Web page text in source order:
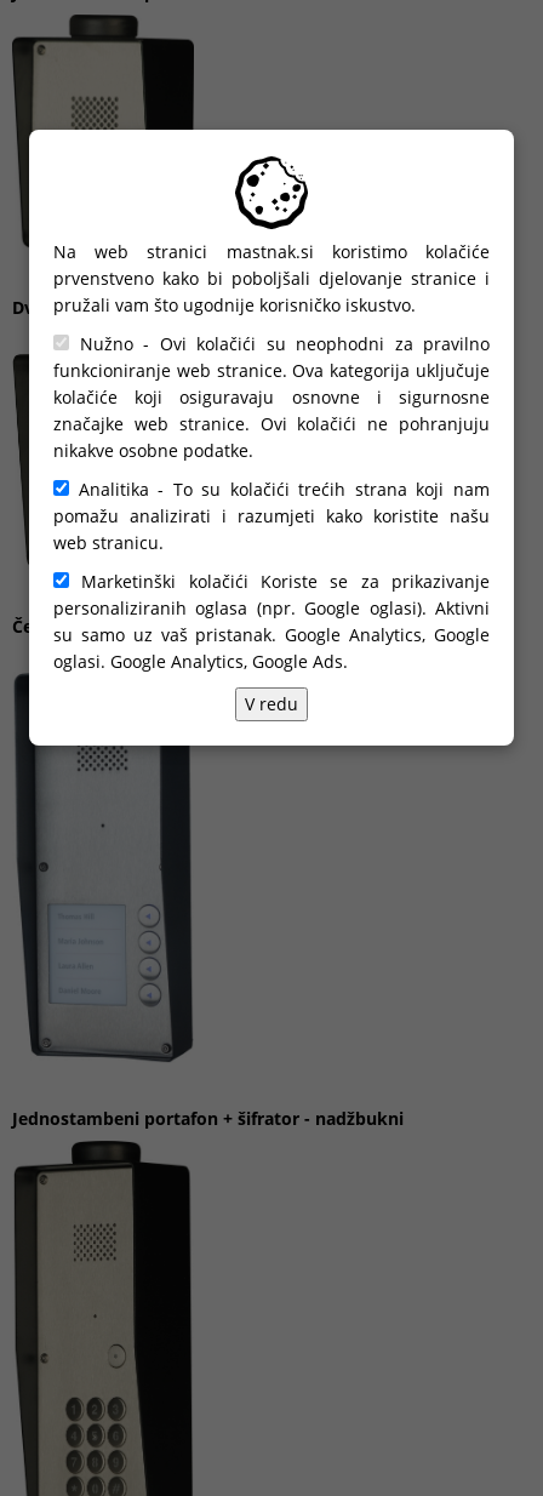
Na web stranici mastnak.si koristimo kolačiće
prvenstveno kako bi poboljšali djelovanje stranice i
pružali vam što ugodnije korisničko iskustvo.
Nužno - Ovi kolačići su neophodni za pravilno
funkcioniranje web stranice. Ova kategorija uključuje
kolačiće koji osiguravaju osnovne i sigurnosne
značajke web stranice. Ovi kolačići ne pohranjuju
nikakve osobne podatke.
Analitika - To su kolačići trećih strana koji nam
pomažu analizirati i razumjeti kako koristite našu
web stranicu.
Marketinški kolačići Koriste se za prikazivanje
personaliziranih oglasa (npr. Google oglasi). Aktivni
su samo uz vaš pristanak. Google Analytics, Google
oglasi. Google Analytics, Google Ads.
V redu
Dvostambeni portafon - nadžbukni
Četiristambeni portafon - nadžbukni
Jednostambeni portafon + šifrator - nadžbukni